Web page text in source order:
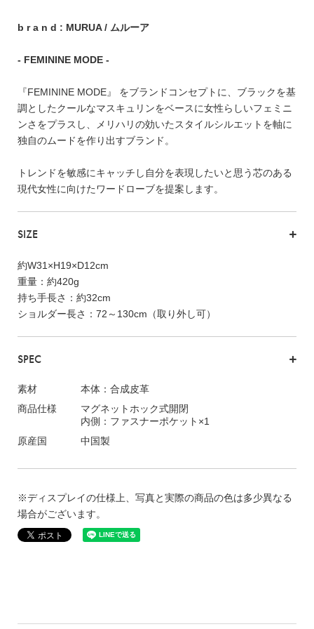
会社特典
ご利用ガイド
特定商取引法に基づく表記
b r a n d : MURUA / ムルーア
- FEMININE MODE -
『FEMININE MODE』 をブランドコンセプトに、ブラックを基
調としたクールなマスキュリンをベースに女性らしいフェミニ
ンさをプラスし、メリハリの効いたスタイルシルエットを軸に
独自のムードを作り出すブランド。
トレンドを敏感にキャッチし自分を表現したいと思う芯のある
現代女性に向けたワードローブを提案します。
SIZE
約W31×H19×D12cm
重量：約420g
持ち手長さ：約32cm
ショルダー長さ：72～130cm（取り外し可）
SPEC
素材
本体：合成皮革
商品仕様
マグネットホック式開閉
内側：ファスナーポケット×1
原産国
中国製
※ディスプレイの仕様上、写真と実際の商品の色は多少異なる
場合がございます。